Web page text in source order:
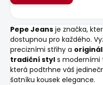
Pepe Jeans je značka,
dostupnou pro každého.
precizními střihy a
tradiční styl s moderními
která podtrhne váš
šatníku kousek elegance.